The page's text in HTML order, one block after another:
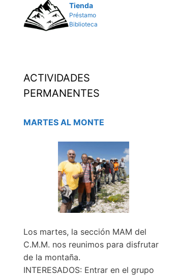
Tienda
Préstamo
Biblioteca
ACTIVIDADES
PERMANENTES
MARTES AL MONTE
Los martes, la sección MAM del
C.M.M. nos reunimos para disfrutar
de la montaña.
INTERESADOS: Entrar en el grupo